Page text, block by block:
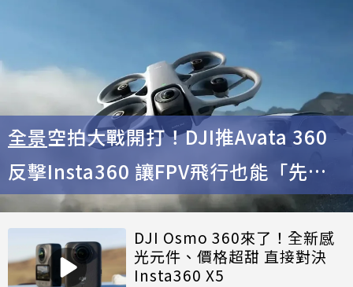
全景空拍大戰開打！DJI推Avata 360
反擊Insta360 讓FPV飛行也能「先拍
後取景」
DJI Osmo 360來了！全新感
光元件、價格超甜 直接對決
Insta360 X5